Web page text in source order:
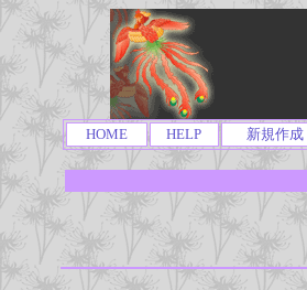
HOME HELP 新規作成